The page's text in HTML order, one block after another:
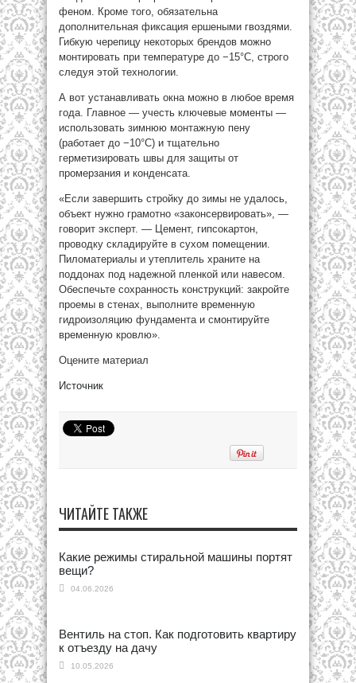
феном. Кроме того, обязательна
дополнительная фиксация ершеными гвоздями.
Гибкую черепицу некоторых брендов можно
монтировать при температуре до −15°C, строго
следуя этой технологии.
А вот устанавливать окна можно в любое время
года. Главное — учесть ключевые моменты —
использовать зимнюю монтажную пену
(работает до −10°C) и тщательно
герметизировать швы для защиты от
промерзания и конденсата.
«Если завершить стройку до зимы не удалось,
объект нужно грамотно «законсервировать», —
говорит эксперт. — Цемент, гипсокартон,
проводку складируйте в сухом помещении.
Пиломатериалы и утеплитель храните на
поддонах под надежной пленкой или навесом.
Обеспечьте сохранность конструкций: закройте
проемы в стенах, выполните временную
гидроизоляцию фундамента и смонтируйте
временную кровлю».
Оцените материал
Источник
ЧИТАЙТЕ ТАКЖЕ
Какие режимы стиральной машины портят
вещи?
04.06.2026
Вентиль на стоп. Как подготовить квартиру
к отъезду на дачу
10.05.2026